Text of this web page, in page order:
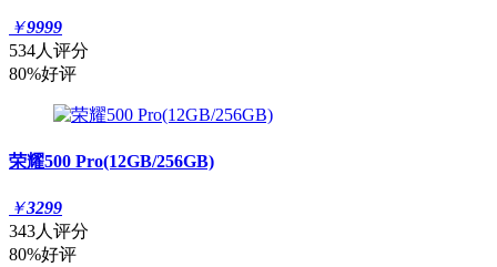
￥9999
534人评分
80%好评
荣耀500 Pro(12GB/256GB)
￥3299
343人评分
80%好评